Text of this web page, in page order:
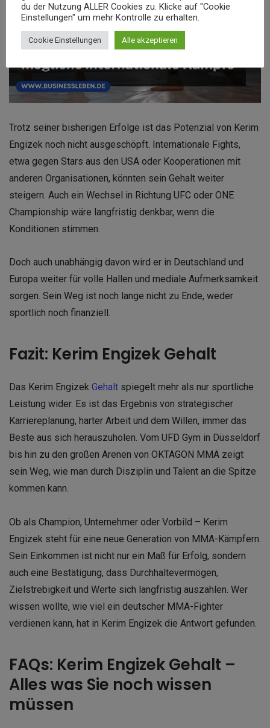
Trotz seiner bisherigen Erfolge ist das Potenzial von Kerim
Engizek noch nicht ausgeschöpft. Internationale Fights,
etwa gegen Stars aus den USA oder Kooperationen mit
anderen Organisationen, könnten sein Gehalt weiter
steigern. Auch ein Wechsel in Richtung UFC oder ONE
Championship wäre langfristig denkbar, wenn die
Konditionen stimmen.
Doch auch unabhängig davon wird er in Deutschland und
Europa weiter für volle Hallen und mediale Aufmerksamkeit
sorgen. Sein Weg ist noch lange nicht zu Ende, weder
sportlich noch finanziell.
Fazit: Kerim Engizek Gehalt
Das Kerim Engizek Gehalt spiegelt mehr als nur sportliche
Leistung wider. Es ist das Ergebnis von strategischer
Karriereplanung, harter Arbeit und dem Willen, immer das
Beste aus sich herauszuholen. Vom UFD Gym in Düsseldorf
bis hin zu den großen Arenen von OKTAGON MMA zeigt
sein Weg, wie man durch Disziplin und Talent an die Spitze
kommen kann.
Ob als Champion, Unternehmer oder Vorbild – Kerim
Engizek steht für eine neue Generation von MMA-Kämpfern.
Sein Einkommen ist nicht nur ein Maß für Erfolg, sondern
auch eine Bestätigung, dass Durchhaltevermögen,
Zielstrebigkeit und Werte sich langfristig auszahlen. Wer
wissen wollte, wie viel ein deutscher MMA-Fighter
verdienen kann, hat in Kerim Engizek die Antwort gefunden.
FAQs: Kerim Engizek Gehalt –
Alles was Sie noch wissen
müssen
du der Nutzung ALLER Cookies zu. Klicke auf "Cookie
Einstellungen" um mehr Kontrolle zu erhalten.
Cookie Einstellungen Alle akzeptieren